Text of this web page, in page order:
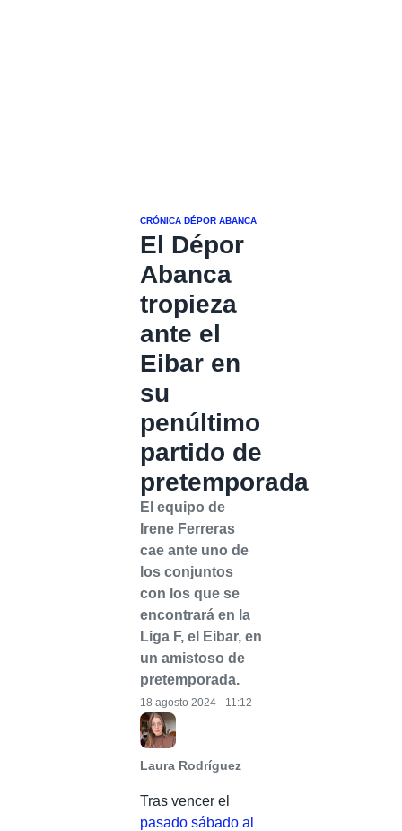
CRÓNICA DÉPOR ABANCA
El Dépor
Abanca
tropieza
ante el
Eibar en
su
penúltimo
partido de
pretemporada
El equipo de
Irene Ferreras
cae ante uno de
los conjuntos
con los que se
encontrará en la
Liga F, el Eibar, en
un amistoso de
pretemporada.
Laura Rodríguez
18 agosto 2024 - 11:12
Tras vencer el
pasado sábado al